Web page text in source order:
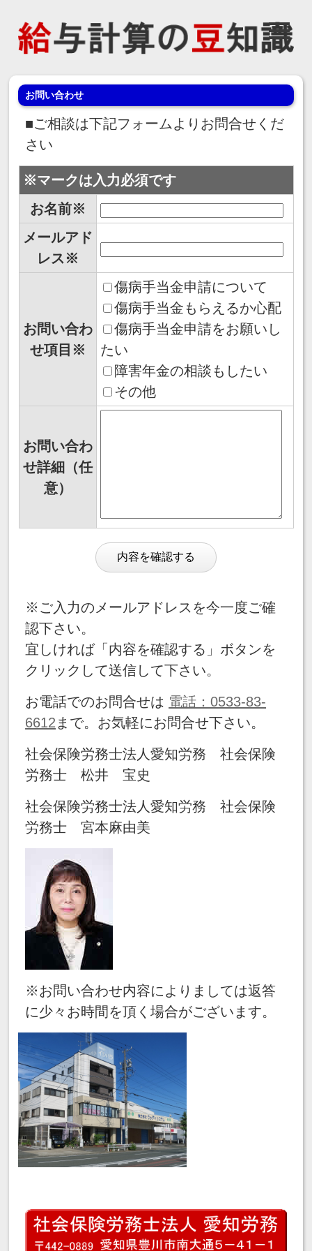
お問い合わせ
■ご相談は下記フォームよりお問合せくだ
さい
※マークは入力必須です
お名前※
メールアド
レス※
お問い合わ
せ項目※
傷病手当金申請について
傷病手当金もらえるか心配
傷病手当金申請をお願いし
たい
障害年金の相談もしたい
その他
お問い合わ
せ詳細（任
意）
※ご入力のメールアドレスを今一度ご確
認下さい。
宜しければ「内容を確認する」ボタンを
クリックして送信して下さい。
お電話でのお問合せは 電話：0533-83-
6612 まで。お気軽にお問合せ下さい。
社会保険労務士法人愛知労務 社会保険
労務士 松井 宝史
社会保険労務士法人愛知労務 社会保険
労務士 宮本麻由美
※お問い合わせ内容によりましては返答
に少々お時間を頂く場合がございます。